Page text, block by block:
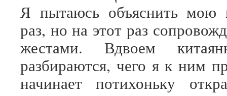
Я пытаюсь объяснить мою
раз, но на этот раз
жестами. Вдвоем
разбираются, чего я к ним
начинает потихоньку